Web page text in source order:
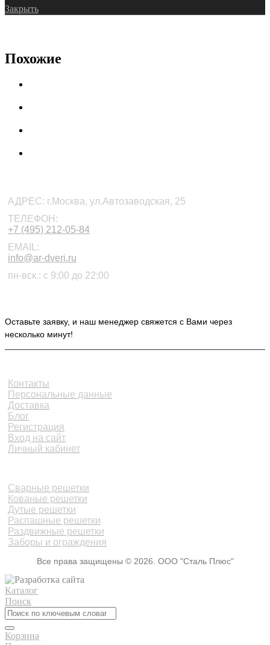
Закрыть
Похожие
АДРЕС: г.Москва, ул.Автозаводская, 25
ТЕЛЕФОН:
+7 (495) 212-05-84
EMAIL:
info@ar-dveri.ru
пн-вск.: с 9:00 до 22:00
Оставьте заявку, и наш менеджер свяжется с Вами через
несколько минут!
Контакты
Персональные данные
Доставка
Блог
Регистрация
Вход на сайт
Личный кабинет
Сварные решетки
Кованые решетки
Дутые решетки
Распашные решетки
Раздвижные решетки
Заборы и ограждения
Все права защищены © 2026. ООО "Сталь Плюс"
Каталог
Поиск
Корзина